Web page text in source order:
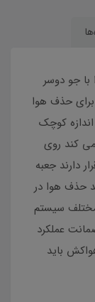
با جو دوسر
حذف هوا
کوچک
می کند روی
دارند جعبه
حذف هوا در
سیستم
عملکرد
باید